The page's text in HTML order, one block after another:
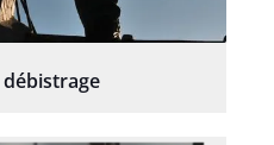
débistrage